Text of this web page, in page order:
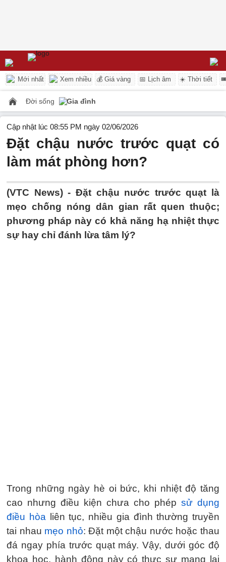
Mới nhất Xem nhiều 💰 Giá vàng 📅 Lịch âm ☀️ Thời tiết
Đời sống Gia đình
Cập nhật lúc 08:55 PM ngày 02/06/2026
Đặt chậu nước trước quạt có
làm mát phòng hơn?
(VTC News) - Đặt chậu nước trước quạt là
mẹo chống nóng dân gian rất quen thuộc;
phương pháp này có khả năng hạ nhiệt thực
sự hay chỉ đánh lừa tâm lý?
Trong những ngày hè oi bức, khi nhiệt độ tăng
cao nhưng điều kiện chưa cho phép sử dụng
điều hòa liên tục, nhiều gia đình thường truyền
tai nhau mẹo nhỏ: Đặt một chậu nước hoặc thau
đá ngay phía trước quạt máy. Vậy, dưới góc độ
khoa học, hành động này có thực sự mang lại